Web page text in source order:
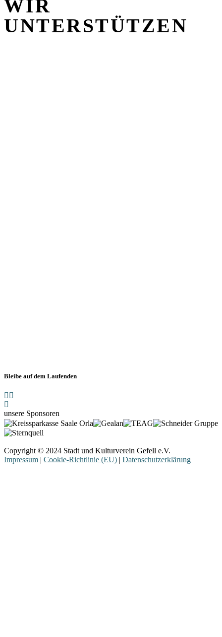
WIR
UNTERSTÜTZEN
Bleibe auf dem Laufenden
unsere Sponsoren
Copyright © 2024 Stadt und Kulturverein Gefell e.V.
Impressum | Cookie-Richtlinie (EU) | Datenschutzerklärung